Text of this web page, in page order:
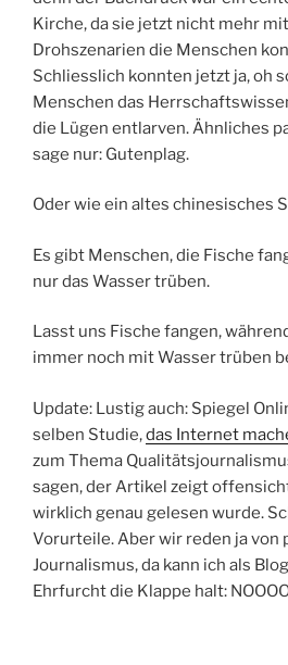
Kirche, da sie jetzt nicht mehr
Drohszenarien die Menschen
Schliesslich konnten jetzt ja, oh
Menschen das
die Lügen entlarven. Ähnliches
sage nur: Gutenplag.
Oder wie ein altes chinesisches
Es gibt Menschen, die Fische
nur das Wasser trüben.
Lasst uns Fische fangen,
immer noch mit Wasser trüben
Update: Lustig auch: Spiegel
selben Studie,das Internet
zum Thema
sagen, der Artikel zeigt
wirklich genau gelesen wurde.
Vorurteile. Aber wir reden ja von
Journalismus, da kann ich als
Ehrfurcht die Klappe halt: